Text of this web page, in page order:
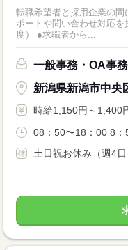
転職希望者と採用企業の
ポートや問い合わせ対応
度） ●求職者から...
一般事務・OA事務
新潟県新潟市中央
時給1,150円～1,400
08：50〜18：00 8：
土日祝お休み（週4